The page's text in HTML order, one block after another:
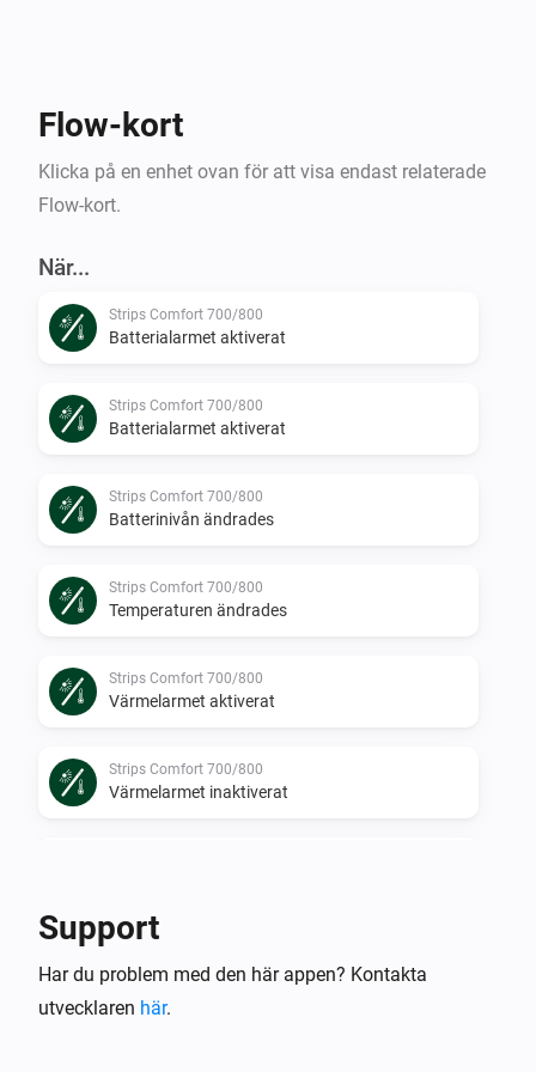
Flow-kort
Klicka på en enhet ovan för att visa endast relaterade
Flow-kort.
När...
Strips Comfort 700/800
Batterialarmet aktiverat
Strips Comfort 700/800
Batterialarmet aktiverat
Strips Comfort 700/800
Batterinivån ändrades
Strips Comfort 700/800
Temperaturen ändrades
Strips Comfort 700/800
Värmelarmet aktiverat
Strips Comfort 700/800
Värmelarmet inaktiverat
Luminansen ändrades
Support
Har du problem med den här appen? Kontakta
utvecklaren här.